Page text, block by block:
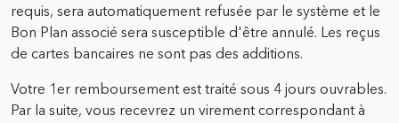
requis, sera automatiquement refusée par le système et le
Bon Plan associé sera susceptible d'être annulé. Les reçus
de cartes bancaires ne sont pas des additions.
Votre 1er remboursement est traité sous 4 jours ouvrables.
Par la suite, vous recevrez un virement correspondant à